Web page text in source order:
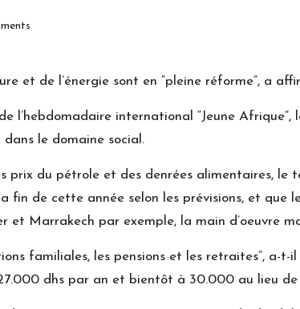
et de l’énergie sont en “pleine réforme”, a
l’hebdomadaire international “Jeune
le domaine social.
prix du pétrole et des denrées alimentaires, le
fin de cette année selon les prévisions, et que
et Marrakech par exemple, la main d’oeuvre
familiales, les pensions et les retraites”, a-
dhs par an et bientôt à 30.000 au lieu